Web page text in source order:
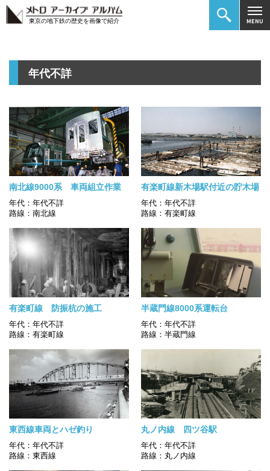
東京の地下鉄の歴史を画像で紹介
年代不詳
南北線9000系 車両組立作業
年代：年代不詳
路線：南北線
有楽町線新木場駅付近の貯木場
年代：年代不詳
路線：有楽町線
有楽町線 防振杭の施工
年代：年代不詳
路線：有楽町線
半蔵門線8000系運転台
年代：年代不詳
路線：半蔵門線
東西線車両とハゼ釣り
年代：年代不詳
路線：東西線
丸ノ内線 四ツ谷駅
年代：年代不詳
路線：丸ノ内線